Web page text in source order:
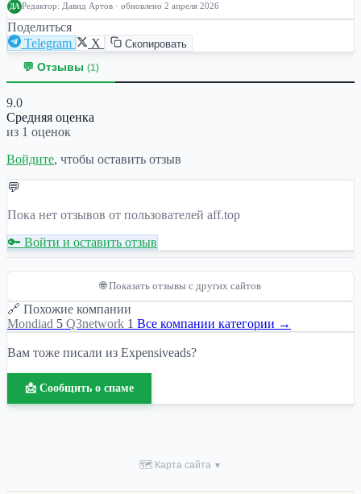
ДА Редактор: Давид Артов · обновлено 2 апреля 2026
Поделиться
Telegram
X Скопировать
💬 Отзывы (1)
9.0
Средняя оценка
из 1 оценок
Войдите, чтобы оставить отзыв
💬
Пока нет отзывов от пользователей aff.top
🔑 Войти и оставить отзыв
🌐 Показать отзывы с других сайтов
🔗 Похожие компании
Mondiad 5 Q3network 1 Все компании категории →
Вам тоже писали из Expensiveads?
📩 Сообщить о спаме
🗺 Карта сайта ▼